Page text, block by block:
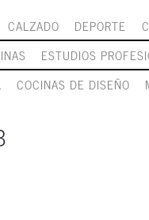
CALZADO DEPORTE
ESTUDIOS
COCINAS DE DISEÑO